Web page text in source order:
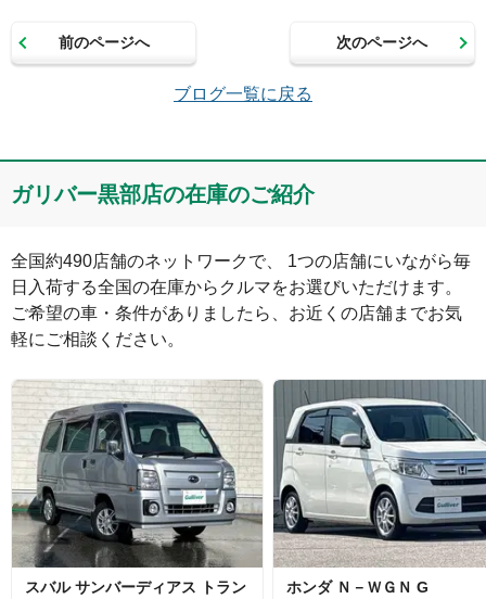
メールアドレス（半角英数）
コメント
絵文字は投稿時に削除します 0文字/140文字
Captcha
前のページへ 次のページへ
ブログ一覧に戻る
ガリバー黒部店の在庫のご紹介
全国約490店舗のネットワークで、 1つの店舗にいながら毎
日入荷する全国の在庫からクルマをお選びいただけます。
ご希望の車・条件がありましたら、お近くの店舗までお気
軽にご相談ください。
スバル サンバーディアス
トラン
ホンダ Ｎ－ＷＧＮ G